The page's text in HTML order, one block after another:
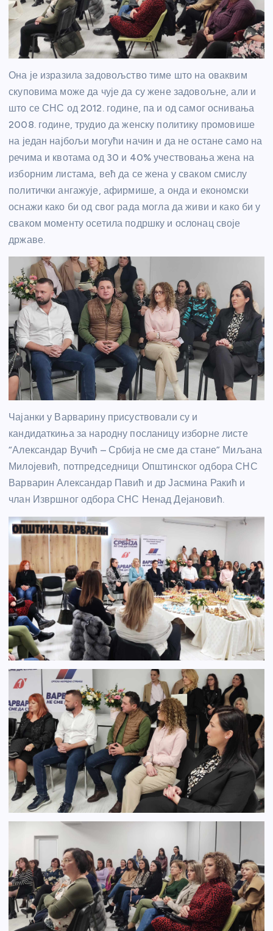
Она је изразила задовољство тиме што на оваквим
скуповима може да чује да су жене задовољне, али и
што се СНС од 2012. године, па и од самог оснивања
2008. године, трудио да женску политику промовише
на један најбољи могући начин и да не остане само на
речима и квотама од 30 и 40% учествовања жена на
изборним листама, већ да се жена у сваком смислу
политички ангажује, афирмише, а онда и економски
оснажи како би од свог рада могла да живи и како би у
сваком моменту осетила подршку и ослонац своје
државе.
Чајанки у Варварину присуствовали су и
кандидаткиња за народну посланицу изборне листе
“Александар Вучић – Србија не сме да стане” Миљана
Милојевић, потпредседници Општинског одбора СНС
Варварин Александар Павић и др Јасмина Ракић и
члан Извршног одбора СНС Ненад Дејановић.